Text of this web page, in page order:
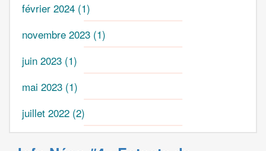
février 2024 (1)
novembre 2023 (1)
juin 2023 (1)
mai 2023 (1)
juillet 2022 (2)